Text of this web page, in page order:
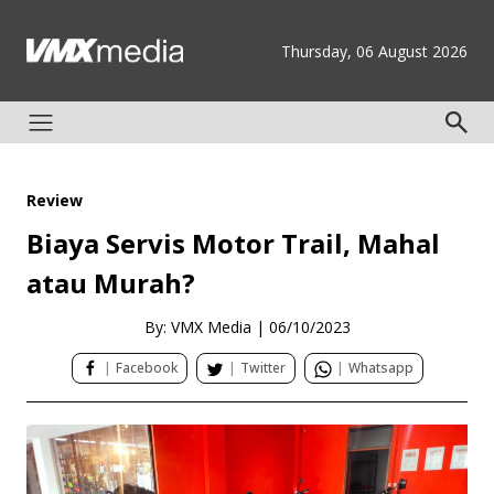
Thursday, 06 August 2026
Review
Biaya Servis Motor Trail, Mahal
atau Murah?
By: VMX Media | 06/10/2023
| Facebook | Twitter | Whatsapp